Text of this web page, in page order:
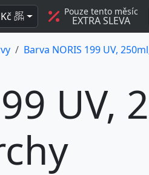
Kč BEZ
DPH
Pouze tento měsíc
EXTRA SLEVA
Barva NORIS 199 UV,
UV,